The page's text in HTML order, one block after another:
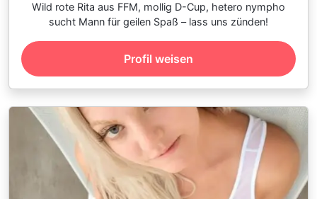
Wild rote Rita aus FFM, mollig D-Cup, hetero nympho
sucht Mann für geilen Spaß – lass uns zünden!
Profil weisen